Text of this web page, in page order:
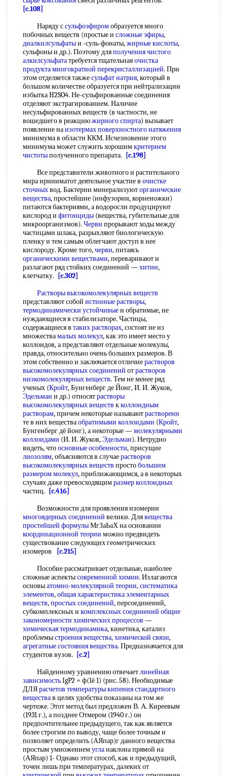
[c.108]
Наряду ссульфоэфиромобразуется много
побочных веществ (простые и сложные эфиры,
диалкилсульфатыи -суль-фонаты,жирные кислоты,
сульфоны и др.). Поэтому дляполучения чистого
алкилсульфататребуется тщательнаяочистка
продуктамногократной перекристаллизацией. При
этом отделяется такжесульфат натрия, который в
большом количестве образуется при нейтрализации
избытка H2SO4. Не-сульфированные соединения
отделяют экстрагированием. Наличие
несульфированных веществ (в частности, не
вошедшего в реакциюжирного спирта) вызывает
появление наизотермах поверхностного натяжения
минимума в области ККМ. Исчезновение этого
минимума может служить хорошимкритерием
чистотыполученного препарата.
[c.198]
Все представители животного и растительного
мира ириниматот деятельное участие в очистке
сточныхвод. Бактерии минерализуюторганические
вещества, простейшие (инфузории, корненожки)
питаются бактериями, а водоросли продуцируют
кислород и фитонциды (вещества, губительные для
микроорганизмов). Черви прорывают ходы между
частицами шлака, разрыхляют биологическую
пленку и тем самым облегчают доступ в нее
кислороду. Кроме того,черви, питаясь
органическими веществами, переваривают и
разлагают ряд стойких соединений —хитин,
клетчатку.
[c.302]
Растворы высокомолекулярных веществ
представляют собой истинные растворы,
термодинамически устойчивыеи обратимые, не
нуждающиеся в стабилизаторе. Частицы,
содержащиеся в таких растворах, состоят не из
множествамалых молекул, как это имеет место у
коллоидов, а представляют отдельные молекулы,
правда, относительно очень больших размеров. В
этом собственно и заключается отличиерастворов
высокомолекулярных соединений отрастворов
низкомолекулярных веществ. Тем не менее ряд
ученых (Кройт, Бунгенберг де Йонг, И. И. Жуков,
Эдельман и др.) относятрастворы
высокомолекулярных веществ кколлоидным
растворам, причем некоторые называютрастворенн
те в них веществаобратимыми коллоидами (Кройт,
Бунгенберг дё йонг), а некоторые —молекулярными
коллоидами (И. И. Жуков,Эдельман). Нетрудно
видеть, чтоосновные особенности, присущие
лиозолям, объясняются в случаерастворов
высокомолекулярных веществ простобольшим
размером молекул, приближающимся, а в некоторых
случаях даже превосходящимразмер коллоидных
частиц.
[c.416]
Возможности для проявления изомерии
многоядерных соединений велики. Длявещества
простейшей формулыМгЗаЬаХ на основании
координационной теории можно предвидеть
существование следующих геометрических
изомеров
[c.215]
Пособие рассматривает отдельные, наиболее
сложные аспектысовременной химии. Излагаются
основыатомно-молекулярной теории,систематика
элементов,общая характеристикаэлементарных
веществ,простых соединений, персоединений,
субкомплексных и комплексных соединений общие
закономерности химических процессов —
химическая термодинамика, кинетика, катализ
проблемыстроения вещества,химической связи,
агрегатные состояния вещества. Предназначается для
студентов вузов.
[c.2]
Найденному уравнению отвечаетлинейная
зависимостьIgP2 = ф(1ё 1) (рис. 58). Необходимые
ДЛЯрасчетов температуры кипениястандартного
веществав целях удобства показаны на том же
чертеже. Этот метод был предложен В. А. Киреевым
(1931 г.), а позднее Отмером (1940 г.) он
предпочтительнее предыдущего, так как является
более строгим по выводу, чаще более точным и
позволяет определить (АЯпар)г данного вещества
простым умножениемугланаклона прямой на
(АЯпар) 1- Однако этот способ, как и предыдущий,
точен лишь при температурах, далеких от